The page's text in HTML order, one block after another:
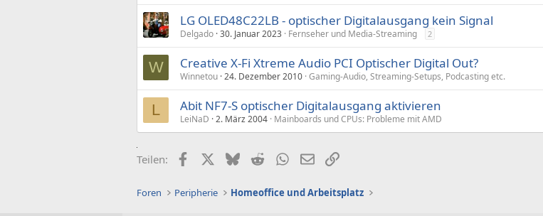
LG OLED48C22LB - optischer Digitalausgang kein Signal
Delgado 30. Januar 2023 Fernseher und Media-Streaming 2
W Creative X-Fi Xtreme Audio PCI Optischer Digital Out?
Winnetou 24. Dezember 2010 Gaming-Audio, Streaming-Setups, Podcasting etc.
L Abit NF7-S optischer Digitalausgang aktivieren
LeiNaD 2. März 2004 Mainboards und CPUs: Probleme mit AMD
Teilen: FacebookX (Twitter)
BlueskyRedditWhatsApp
E-MailLink
Foren Peripherie Homeoffice und Arbeitsplatz